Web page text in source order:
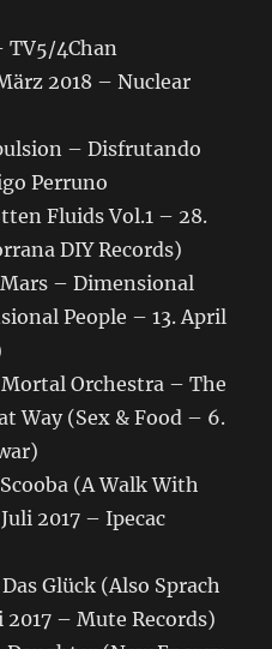
4Chan
2018 – Nuclear
– Disfrutando
Perruno
Fluids Vol.1 – 28.
DIY Records)
– Dimensional
People – 13. April
Orchestra – The
Way (Sex & Food – 6.
(A Walk With
2017 – Ipecac
Glück (Also Sprach
– Mute Records)